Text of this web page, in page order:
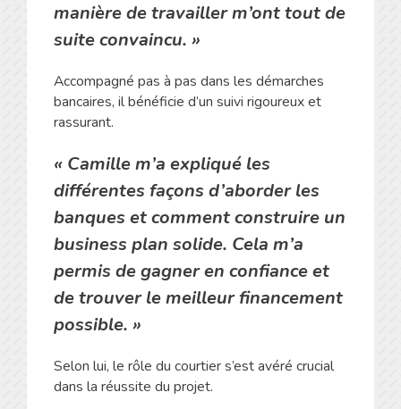
manière de travailler m’ont tout de
suite convaincu. »
Accompagné pas à pas dans les démarches
bancaires, il bénéficie d’un suivi rigoureux et
rassurant.
« Camille m’a expliqué les
différentes façons d’aborder les
banques et comment construire un
business plan solide. Cela m’a
permis de gagner en confiance et
de trouver le meilleur financement
possible. »
Selon lui, le rôle du courtier s’est avéré crucial
dans la réussite du projet.